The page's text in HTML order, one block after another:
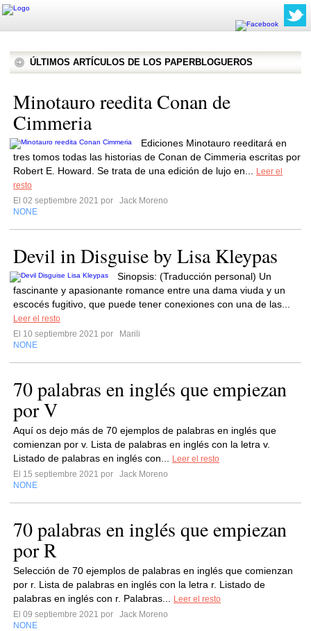
ÚLTIMOS ARTÍCULOS DE LOS PAPERBLOGUEROS
Minotauro reedita Conan de
Cimmeria
Ediciones Minotauro reeditará en
tres tomos todas las historias de Conan de Cimmeria escritas por
Robert E. Howard. Se trata de una edición de lujo en...
Leer el
resto
El 02 septiembre 2021 por
Jack Moreno
NONE
Devil in Disguise by Lisa Kleypas
Sinopsis: (Traducción personal) Un
fascinante y apasionante romance entre una dama viuda y un
escocés fugitivo, que puede tener conexiones con una de las...
Leer el resto
El 10 septiembre 2021 por
Marili
NONE
70 palabras en inglés que empiezan
por V
Aquí os dejo más de 70 ejemplos de palabras en inglés que
comienzan por v. Lista de palabras en inglés con la letra v.
Listado de palabras en inglés con...
Leer el resto
El 15 septiembre 2021 por
Jack Moreno
NONE
70 palabras en inglés que empiezan
por R
Selección de 70 ejemplos de palabras en inglés que comienzan
por r. Lista de palabras en inglés con la letra r. Listado de
palabras en inglés con r. Palabras...
Leer el resto
El 09 septiembre 2021 por
Jack Moreno
NONE